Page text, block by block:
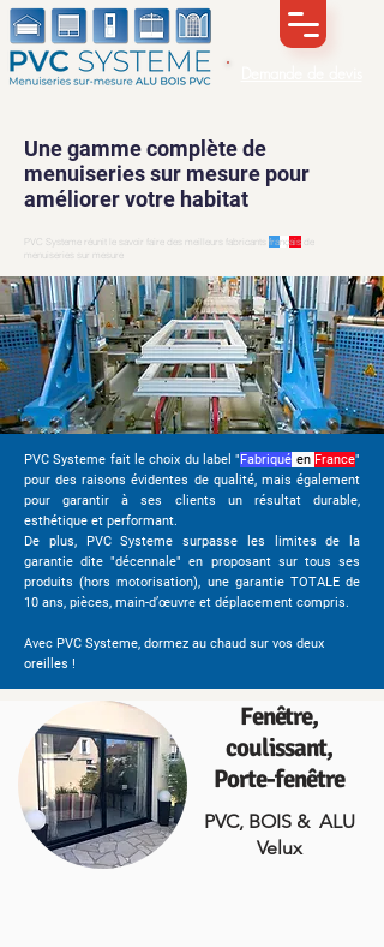
Une gamme complète de
menuiseries sur mesure pour
améliorer votre habitat
PVC Systeme réunit le savoir faire des meilleurs fabricants fra nçais de
menuiseries sur mesure
PVC Systeme fait le choix du label "Fabriqué en France"
pour des raisons évidentes de qualité, mais également
pour garantir à ses clients un résultat durable,
esthétique et performant.
De plus, PVC Systeme surpasse les limites de la
garantie dite "décennale" en proposant sur tous ses
produits (hors motorisation), une garantie TOTALE de
10 ans, pièces, main-d’œuvre et déplacement compris.
Avec PVC Systeme, dormez au chaud sur vos deux
oreilles !
Fenêtre,
coulissant,
Porte-fenêtre
PVC, BOIS & ALU
Velux